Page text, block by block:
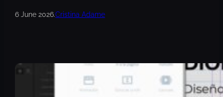
6 June 2026.Cristina Adame